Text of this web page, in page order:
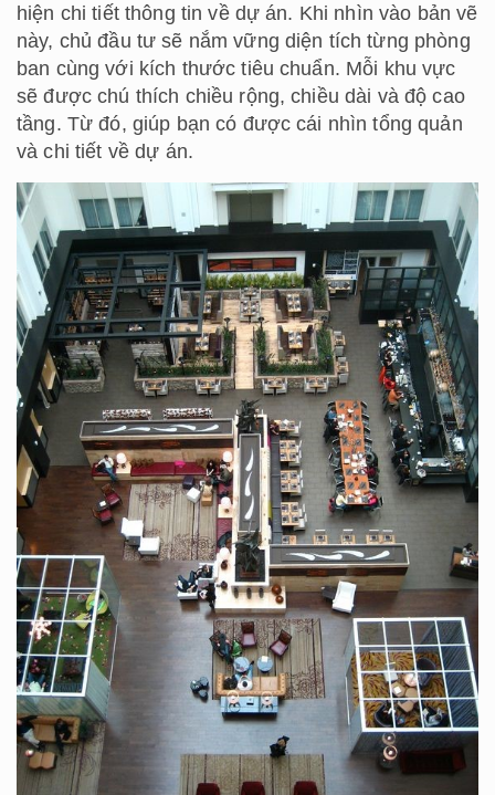
hiện chi tiết thông tin về dự án. Khi nhìn vào bản vẽ
này, chủ đầu tư sẽ nắm vững diện tích từng phòng
ban cùng với kích thước tiêu chuẩn. Mỗi khu vực
sẽ được chú thích chiều rộng, chiều dài và độ cao
tầng. Từ đó, giúp bạn có được cái nhìn tổng quản
và chi tiết về dự án.